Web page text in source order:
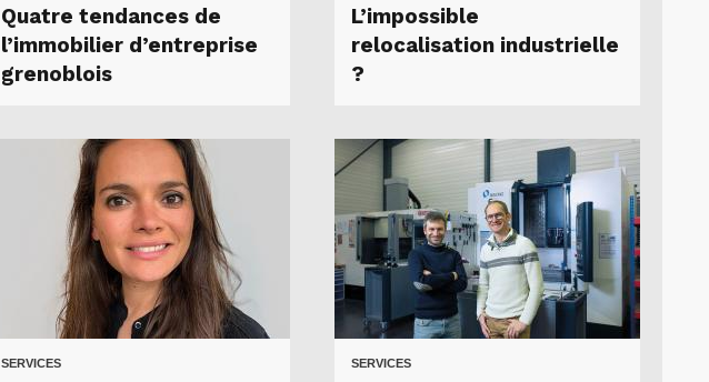
Quatre tendances de
l’immobilier d’entreprise
grenoblois
L’impossible
relocalisation industrielle
?
SERVICES SERVICES